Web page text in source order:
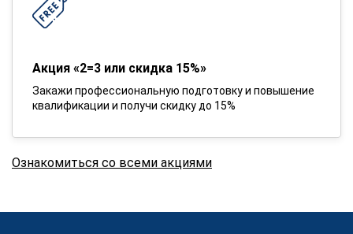
Акция «2=3 или скидка 15%»
Закажи профессиональную подготовку и повышение
квалификации и получи скидку до 15%
Ознакомиться со всеми акциями